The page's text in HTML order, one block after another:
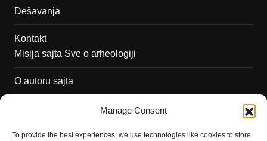
Manage Consent
To provide the best experiences, we use technologies like cookies to store
Dešavanja
Kontakt
Misija sajta Sve o arheologiji
O autoru sajta